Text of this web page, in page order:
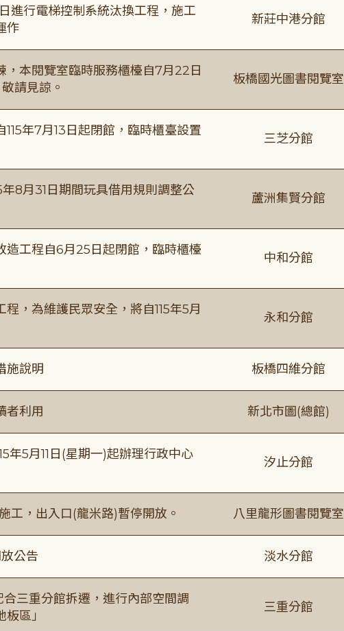
進行電梯控制系統汰換工程，施工
作
新莊中港分館
，本閱覽室臨時服務櫃檯自7月22日
請見諒。
板橋國光圖書閱覽室
年7月13日起閉館，臨時櫃臺設置
三芝分館
年8月31日期間玩具借用規則調整公
蘆洲集賢分館
造工程自6月25日起閉館，臨時櫃檯
中和分館
，為維護民眾安全，將自115年5月
永和分館
施說明 板橋四維分館
者利用 新北市圖(總館)
年5月11日(星期一)起辦理行政中心
汐止分館
工，出入口(龍米路)暫停開放。 八里龍形圖書閱覽室
公告 淡水分館
合三重分館拆遷，進行內部空間調
區」
三重分館